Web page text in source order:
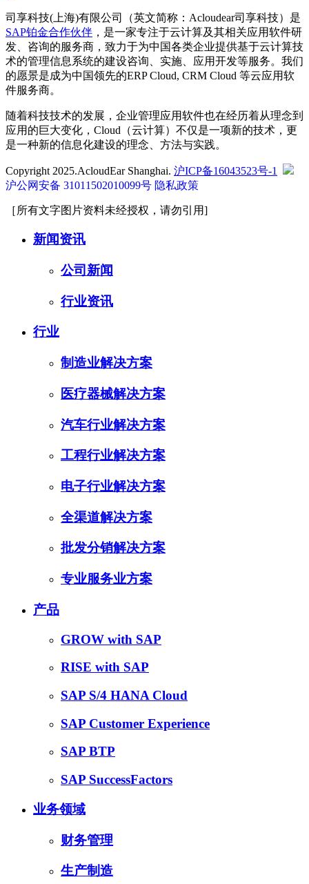
司享科技(上海)有限公司（英文简称：Acloudear司享科技）是
SAP铂金合作伙伴 ，是一家专注于云计算及其相关应用软件研
发、咨询的服务商，致力于为中国各类企业提供基于云计算技
术的管理信息系统的建设咨询、实施、应用开发等服务。我们
的愿景是成为中国领先的ERP Cloud, CRM Cloud 等云应用软
件服务商。
随着科技技术的发展，企业管理应用软件也在经历着从理念到
应用的巨大变化，Cloud（云计算）不仅是一项新的技术，更
是一种新的信息化建设的理念、方法与实践。
Copyright 2025.AcloudEar Shanghai. 沪ICP备16043523号-1
沪公网安备 31011502010099号 隐私政策
［所有文字图片资料未经授权，请勿引用]
新闻资讯
公司新闻
行业资讯
行业
制造业解决方案
医疗器械解决方案
汽车行业解决方案
工程行业解决方案
电子行业解决方案
全渠道解决方案
批发分销解决方案
专业服务业方案
产品
GROW with SAP
RISE with SAP
SAP S/4 HANA Cloud
SAP Customer Experience
SAP BTP
SAP SuccessFactors
业务领域
财务管理
生产制造